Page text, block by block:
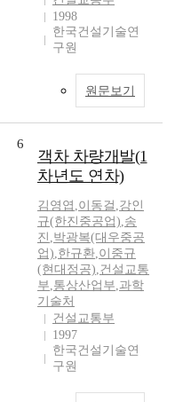
1998
한국건설기술연
구원
원문보기
6
객차 차량개발(1
차년도 연차)
김영엽 ,이동걸 ,강인
규(한진중공업),송
진 ,박광복(대우중공
업),한규환,이중규
(현대정공),건설교통
부,통상산업부,과학
기술처
건설교통부
1997
한국건설기술연
구원